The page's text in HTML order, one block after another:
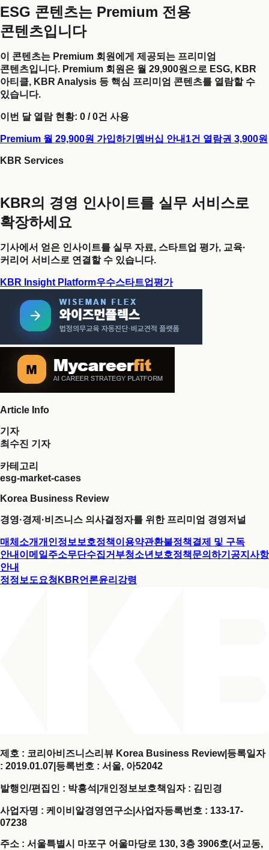
ESG 콘텐츠는 Premium 전용
콘텐츠입니다
이 콘텐츠는 Premium 회원에게 제공되는 프리미엄
콘텐츠입니다. Premium 회원은 월 29,900원으로 ESG, KBR
아티클, KBR Analysis 등 핵심 프리미엄 콘텐츠를 열람할 수
있습니다.
이번 달 열람 현황: 0 /0건 사용
Premium 월 29,900원 가입하기 멤버십 안내 1건 열람권 3,900원
KBR Services
KBR의 경영 인사이트를 실무 서비스로
확장하세요
기사에서 얻은 인사이트를 실무 자료, 스타트업 평가, 교육·
커리어 서비스로 연결할 수 있습니다.
KBR Insight Platform우수스타트업평가
Article Info
기자
최수진 기자
카테고리
esg-market-cases
Korea Business Review
경영·경제·비즈니스 의사결정자를 위한 프리미엄 경영저널
매체소개개인정보보호정책이용약관환불정책결제 및 구독
안내 이메일주소무단수집거부청소년보호정책문의하기 공지사항
안내
정정보도요청 KBR언론윤리강령
제호 : 코리아비즈니스리뷰 Korea Business Review| 등록일자
: 2019.01.07 등록번호 : 서울, 아52042
발행인/편집인 : 박홍석 개인정보보호책임자 : 김민경
사업자명 : 케이비알경영연구소 사업자등록번호 : 133-17-
07238
주소 : 서울특별시 마포구 어울마당로 130, 3층 3906호(서교동,